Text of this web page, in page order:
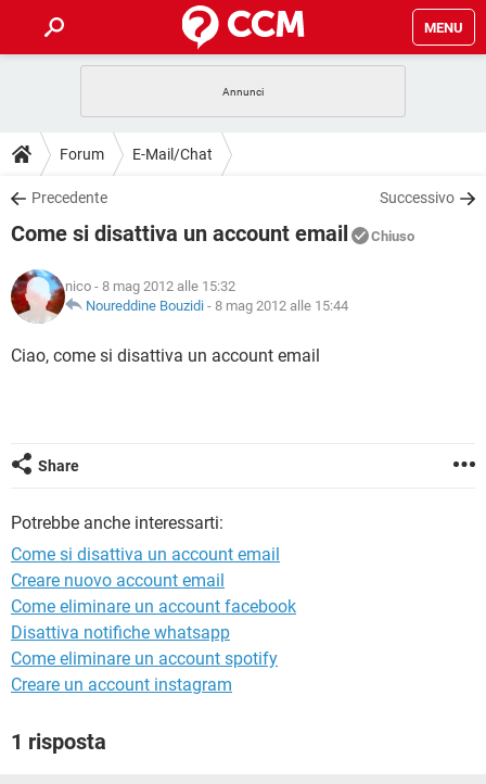
MENU
INTRATTENIMENTO
iOS
INSTAGRAM WHATSAPP
TIKTOK
HARDWARE
GUIDE
COVID-19
INSTAGRAM
TIKTOK
HARDWARE
DOWNLOAD
COVID-19 GAMING
INTRATTENIMENTO
iOS WINDOWS 10
INSTAGRAM WHATSAPP
COVID-19
INTRATTENIMENTO
iOS WINDOWS 10
HARDWARE
GLOSSARIO
COVID-19
INSTAGRAM
HARDWARE
Forum E-Mail/Chat
Precedente Successivo
Come si disattiva un account email Chiuso
nico - 8 mag 2012 alle 15:32
Noureddine Bouzidi - 8 mag 2012 alle 15:44
Ciao, come si disattiva un account email
Share
Potrebbe anche interessarti:
Come si disattiva un account email
Creare nuovo account email
Come eliminare un account facebook
Disattiva notifiche whatsapp
Come eliminare un account spotify
Creare un account instagram
1 risposta